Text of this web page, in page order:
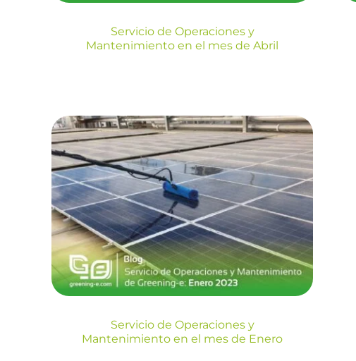
Servicio de Operaciones y
Mantenimiento en el mes de Abril
Servicio de
Operaciones y
Mantenimiento en el
mes de Enero
Blog
Servicio de Operaciones y
Mantenimiento en el mes de Enero